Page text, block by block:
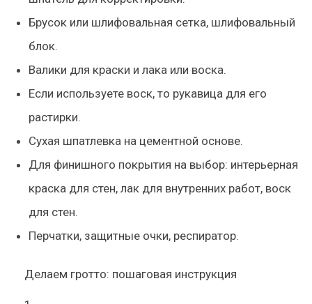
Брусок или шлифовальная сетка, шлифовальный
блок.
Валики для краски и лака или воска.
Если используете воск, то рукавица для его
растирки.
Сухая шпатлевка на цементной основе.
Для финишного покрытия на выбор: интерьерная
краска для стен, лак для внутренних работ, воск
для стен.
Перчатки, защитные очки, респиратор.
Делаем гротто: пошаговая инструкция